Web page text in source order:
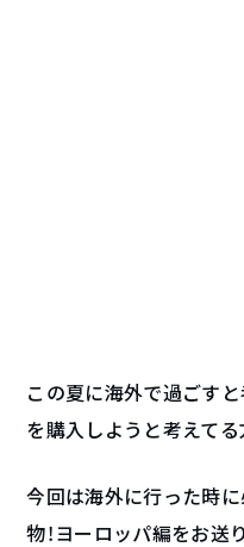
この夏に海外で過ごす
を購入しようと考えてる
今回は海外に行った時
物！ヨーロッパ編をお送